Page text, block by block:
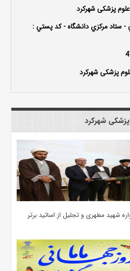
پزشکی شهرکرد
- ستاد مركزي دانشگاه - كد پستي :
پزشکی شهرکرد
پزشکی شهرکرد
شهید مطهری و تجلیل از اساتید برتر